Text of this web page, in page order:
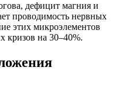
дефицит магния и
проводимость нервных
этих микроэлементов
кризов на 30–40%.